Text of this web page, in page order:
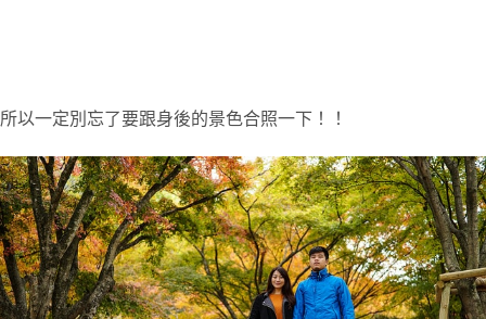
所以一定別忘了要跟身後的景色合照一下！！